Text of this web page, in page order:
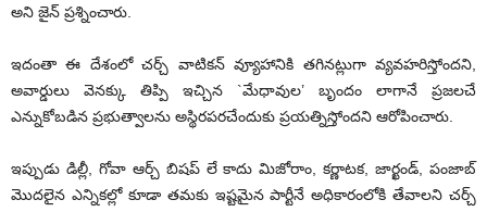
అని జైన్ ప్రశ్నించారు.
ఇదంతా ఈ దేశంలో చర్చ్ వాటికన్ వ్యూహానికి తగినట్లుగా వ్యవహరిస్తోందని,
అవార్డులు వెనక్కు తిప్పి ఇచ్చిన `మేధావుల’ బృందం లాగానే ప్రజలచే
ఎన్నుకోబడిన ప్రభుత్వాలను అస్థిరపరచేందుకు ప్రయత్నిస్తోందని ఆరోపించారు.
ఇప్పుడు డిల్లీ, గోవా ఆర్చ్ బిషప్ లే కాదు మిజోరాం, కర్ణాటక, జార్ఖండ్, పంజాబ్
మొదలైన ఎన్నికల్లో కూడా తమకు ఇష్టమైన పార్టీనే అధికారంలోకి తేవాలని చర్చ్